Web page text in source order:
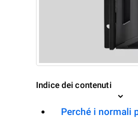
Indice dei contenuti
Perché i normali